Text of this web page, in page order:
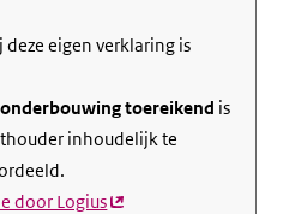
eigen verklaring is
onderbouwing toereikend is
inhoudelijk te
door Logius(externe